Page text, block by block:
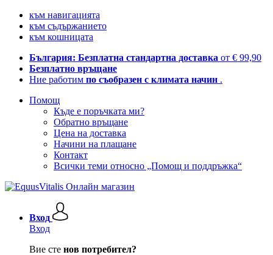
към навигацията
към съдържанието
към кошницата
България: Безплатна стандартна доставка от € 99,90
Безплатно връщане
Ние работим по съобразен с климата начин .
Помощ
Къде е поръчката ми?
Обратно връщане
Цена на доставка
Начини на плащане
Контакт
Всички теми относно „Помощ и поддръжка“
Вход
Вход
Вие сте нов потребител?